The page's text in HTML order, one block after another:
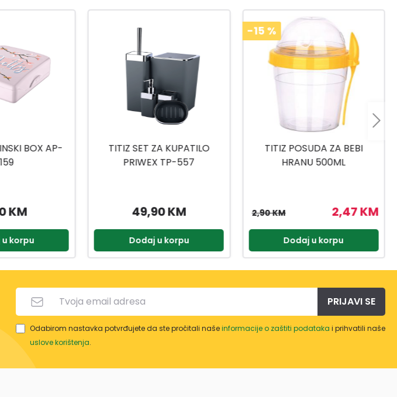
KUPATILO
TP-557
KM
korpu
TITIZ POSUDA ZA BEBI
HRANU 500ML
2,47 KM
Dodaj u korpu
-15 %
TITIZ SET ZA SLADOLED AP-
9425
3,57 KM
4,20 KM
Dodaj u korpu
PRIJAVI SE
Odabirom nastavka potvrđujete da ste pročitali našeinformacije o zaštiti podataka i prihvatili naše
uslove korištenja.